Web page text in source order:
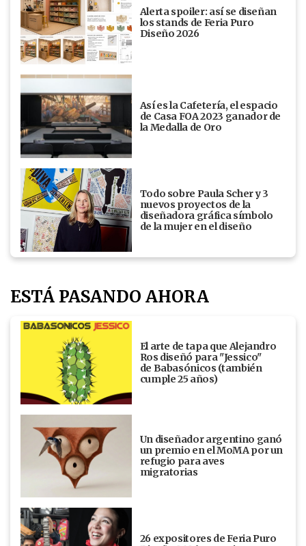
Alerta spoiler: así se diseñan
los stands de Feria Puro
Diseño 2026
Así es la Cafetería, el espacio
de Casa FOA 2023 ganador de
la Medalla de Oro
Todo sobre Paula Scher y 3
nuevos proyectos de la
diseñadora gráfica símbolo
de la mujer en el diseño
ESTÁ PASANDO AHORA
El arte de tapa que Alejandro
Ros diseñó para "Jessico"
de Babasónicos (también
cumple 25 años)
Un diseñador argentino ganó
un premio en el MoMA por un
refugio para aves
migratorias
26 expositores de Feria Puro